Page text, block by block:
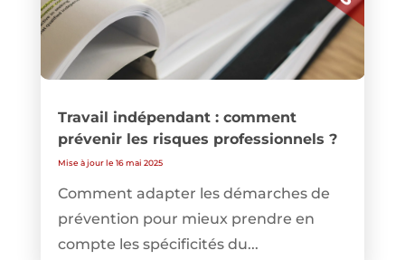
Travail indépendant : comment
prévenir les risques professionnels ?
Mise à jour le 16 mai 2025
Comment adapter les démarches de
prévention pour mieux prendre en
compte les spécificités du...